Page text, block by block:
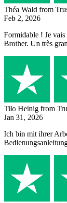
Théa Wald from
Feb 2, 2026
Formidable ! Je
Brother. Un très
Tilo Heinig from
Jan 31, 2026
Ich bin mit ihrer